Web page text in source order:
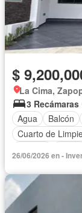
$
La Cima,
3 Recámaras
Agua
Balcón
Cuarto de
26/06/2026 en -